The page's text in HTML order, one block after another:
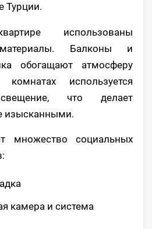
Турции.
использованы
материалы. Балконы и
обогащают атмосферу
используется
что делает
изысканными.
множество социальных
камера и система